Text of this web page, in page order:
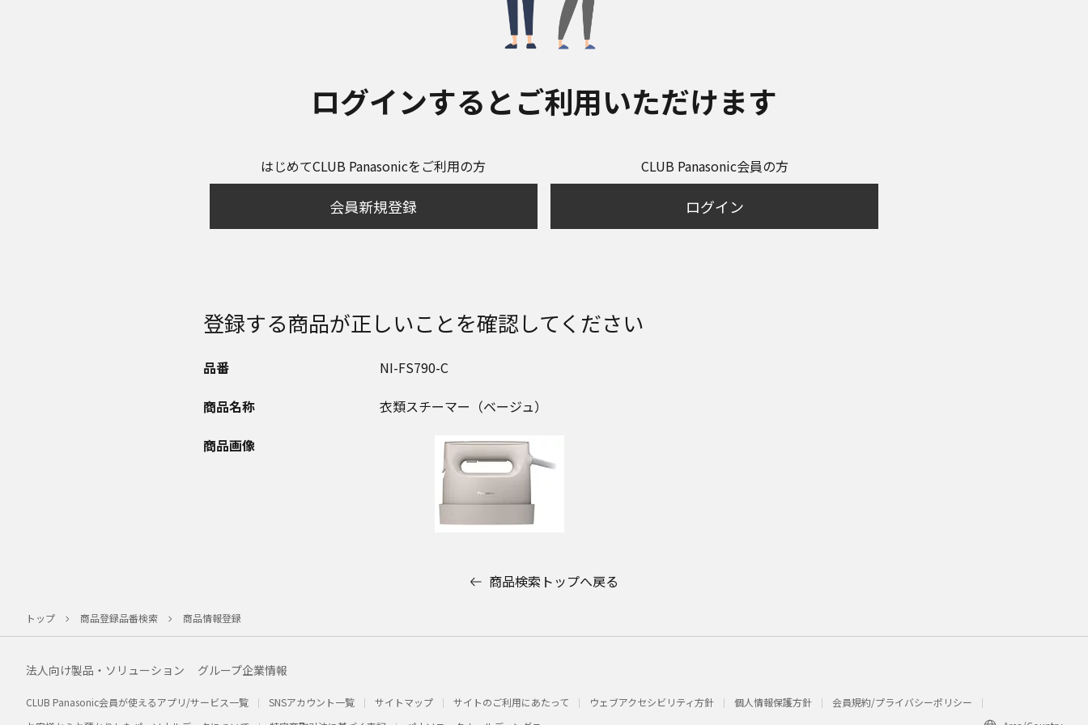
ログインするとご利用いただけます
はじめてCLUB Panasonicをご利用の方
会員新規登録
CLUB Panasonic会員の方
ログイン
登録する商品が正しいことを確認してください
品番
NI-FS790-C
商品名称
衣類スチーマー（ベージュ）
商品画像
商品検索トップへ戻る
トップ 商品登録品番検索 商品情報登録
法人向け製品・ソリューション グループ企業情報
CLUB Panasonic会員が使えるアプリ/サービス一覧 SNSアカウント一覧 サイトマップ サイトのご利用にあたって ウェブアクセシビリティ方針 個人情報保護方針
会員規約/プライバシーポリシー​